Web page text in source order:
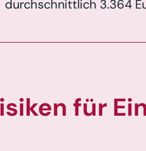
durchschnittlich 3.364
für